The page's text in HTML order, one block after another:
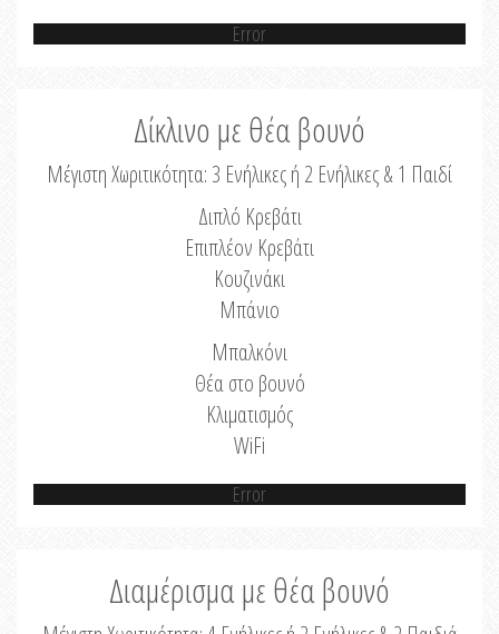
Error
Δίκλινο με θέα βουνό
Μέγιστη Χωριτικότητα: 3 Ενήλικες ή 2 Ενήλικες & 1 Παιδί
Διπλό Κρεβάτι
Επιπλέον Κρεβάτι
Κουζινάκι
Μπάνιο
Μπαλκόνι
Θέα στο βουνό
Κλιματισμός
WiFi
Error
Διαμέρισμα με θέα βουνό